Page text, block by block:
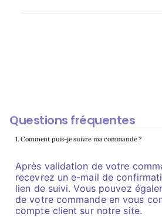
Questions fréquentes
1. Comment puis-je suivre ma commande ?
Après validation de votre
recevrez un e-mail de
lien de suivi. Vous pouvez
de votre commande en vous
compte client sur notre site.